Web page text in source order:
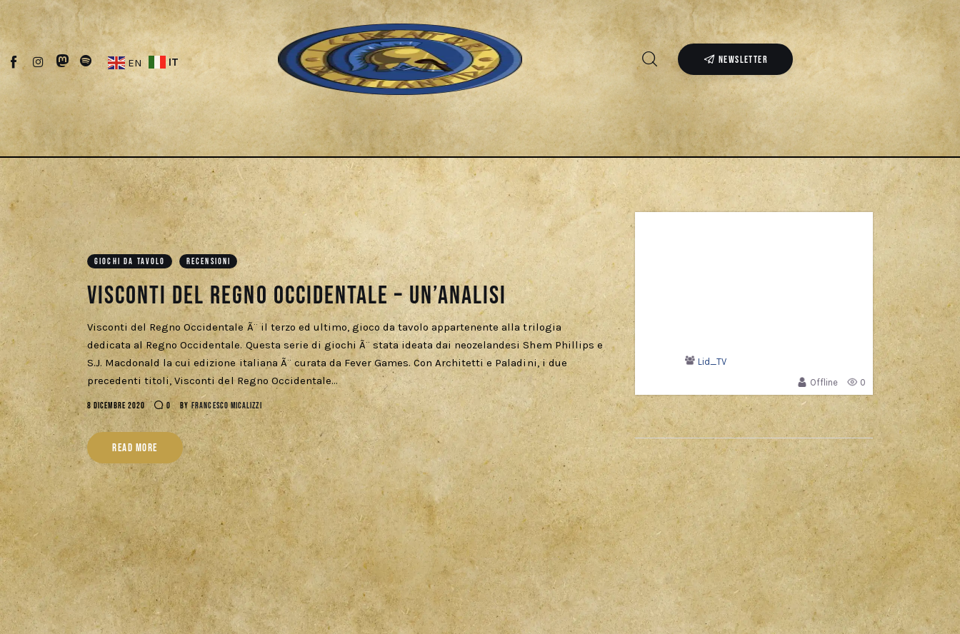
EN IT NEWSLETTER
Fantascienza
Fantasy
Recensioni
Libri e fumetti
Cercatori
Download
GIOCHI DA TAVOLO RECENSIONI
Visconti del Regno Occidentale – Un’Analisi
Visconti del Regno Occidentale Ã¨ il terzo ed ultimo, gioco da tavolo appartenente alla trilogia
dedicata al Regno Occidentale. Questa serie di giochi Ã¨ stata ideata dai neozelandesi Shem Phillips e
S.J. Macdonald la cui edizione italiana Ã¨ curata da Fever Games. Con Architetti e Paladini, i due
precedenti titoli, Visconti del Regno Occidentale…
8 DICEMBRE 2020 0 BY FRANCESCO MICALIZZI
READ MORE
Lid_TV
Offline
0